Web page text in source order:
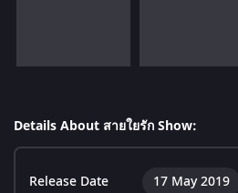
Details About สายใยรัก Show:
Release Date 17 May 2019